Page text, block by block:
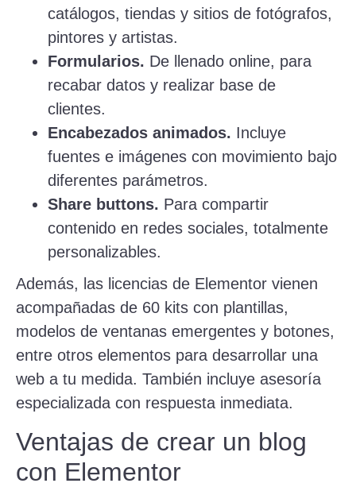
catálogos, tiendas y sitios de fotógrafos,
pintores y artistas.
Formularios. De llenado online, para
recabar datos y realizar base de
clientes.
Encabezados animados. Incluye
fuentes e imágenes con movimiento bajo
diferentes parámetros.
Share buttons. Para compartir
contenido en redes sociales, totalmente
personalizables.
Además, las licencias de Elementor vienen
acompañadas de 60 kits con plantillas,
modelos de ventanas emergentes y botones,
entre otros elementos para desarrollar una
web a tu medida. También incluye asesoría
especializada con respuesta inmediata.
Ventajas de crear un blog
con Elementor